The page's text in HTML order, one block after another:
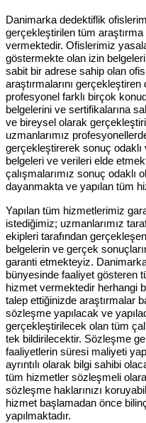
Danimarka dedektiflik
gerçekleştirilen tüm
vermektedir. Ofislerimiz
göstermekte olan izin
sabit bir adrese sahip olan
araştırmalarını
profesyonel farklı birçok
belgelerini ve sertifikalarına
ve bireysel olarak
uzmanlarımız
gerçekleştirerek sonuç odaklı
belgeleri ve verileri elde
çalışmalarımız sonuç odaklı
dayanmakta ve yapılan tüm
Yapılan tüm hizmetlerimiz
istediğimiz; uzmanlarımız
ekipleri tarafından
belgelerin ve gerçek
garanti etmekteyiz.
bünyesinde faaliyet gösteren
hizmet vermektedir herhangi
talep ettiğinizde araştırmalar
sözleşme yapılacak ve
gerçekleştirilecek olan tüm
tek bildirilecektir. Sözleşme
faaliyetlerin süresi maliyeti
ayrıntılı olarak bilgi sahibi
tüm hizmetler sözleşmeli
sözleşme haklarınızı
hizmet başlamadan önce
yapılmaktadır.